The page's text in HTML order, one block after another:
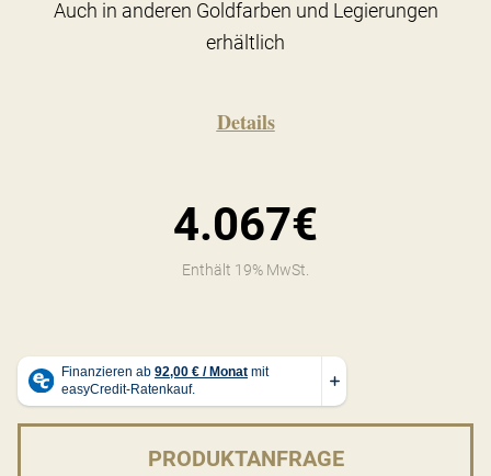
Auch in anderen Goldfarben und Legierungen
erhältlich
Details
4.067€
Enthält 19% MwSt.
PRODUKTANFRAGE